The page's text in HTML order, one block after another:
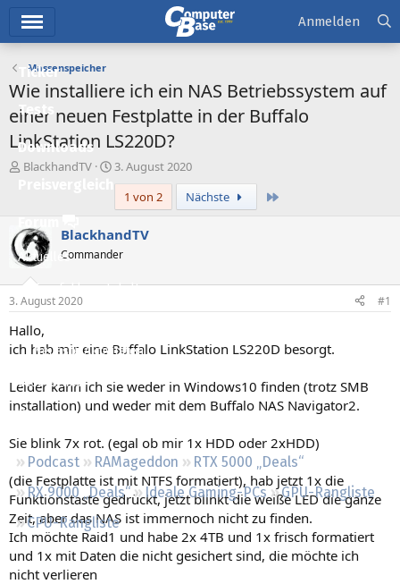
Ticker
Tests
Downloads
Forum
Aktuelles
Empfohlene Inhalte
Neueste Aktivitäten
Leserartikel
Regeln
Podcast RAMageddon
RTX 5000 „Deals“
RX 9000 „Deals“
Ideale Gaming-PCs
GPU-Rangliste
CPU-Rangliste
Anmelden
Massenspeicher
Wie installiere ich ein NAS Betriebssystem auf
einer neuen Festplatte in der Buffalo
LinkStation LS220D?
E
t
e
l
l
e
r
BlackhandTV
E
r
t
e
l
m
3. August 2020
1 von 2
Nächste
BlackhandTV
Commander
3. August 2020 #1
Hallo,
ich hab mir eine Buffalo LinkStation LS220D besorgt.
Leider kann ich sie weder in Windows10 finden (trotz SMB
installation) und weder mit dem Buffalo NAS Navigator2.
Sie blink 7x rot. (egal ob mir 1x HDD oder 2xHDD)
(die Festplatte ist mit NTFS formatiert), hab jetzt 1x die
Funktionstaste gedrückt, jetzt blinkt die weiße LED die ganze
Zeit, aber das NAS ist immernoch nicht zu finden.
Ich möchte Raid1 und habe 2x 4TB und 1x frisch formatiert
und 1x mit Daten die nicht gesichert sind, die möchte ich
nicht verlieren